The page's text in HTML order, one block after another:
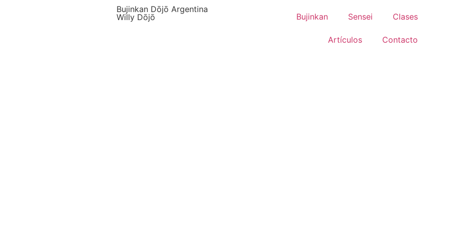
Bujinkan Dōjō Argentina
Willy Dōjō
Bujinkan Sensei Clases
Artículos Contacto